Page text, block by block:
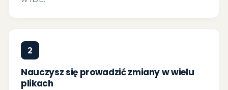
2
Nauczysz się prowadzić zmiany w wielu
plikach